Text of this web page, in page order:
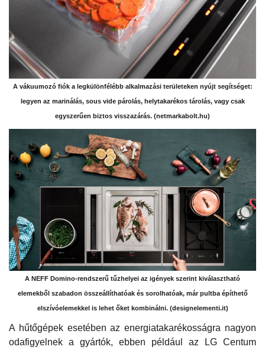
A vákuumozó fiók a legkülönfélébb alkalmazási területeken nyújt segítséget:
legyen az marinálás, sous vide párolás, helytakarékos tárolás, vagy csak
egyszerűen biztos visszazárás. (netmarkabolt.hu)
A NEFF Domino-rendszerű tűzhelyei az igények szerint kiválasztható
elemekből szabadon összeállíthatóak és sorolhatóak, már pultba építhető
elszívóelemekkel is lehet őket kombinálni. (designelementi.it)
A hűtőgépek esetében az energiatakarékosságra nagyon
odafigyelnek a gyártók, ebben például az LG Centum